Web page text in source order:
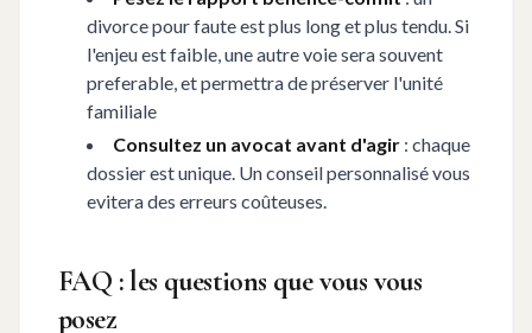
divorce pour faute est plus long et plus tendu. Si
l'enjeu est faible, une autre voie sera souvent
preferable, et permettra de préserver l'unité
familiale
Consultez un avocat avant d'agir : chaque
dossier est unique. Un conseil personnalisé vous
evitera des erreurs coûteuses.
FAQ : les questions que vous vous
posez